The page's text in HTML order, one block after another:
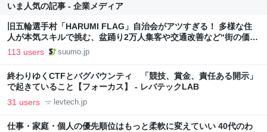
いま人気の記事 - 企業メディア
旧五輪選手村「HARUMI FLAG」自治会がアツすぎる！ 多様な住
人が本気スキルで挑む、盆踊り2万人集客や交通改善など“街の価値
向上”戦略 東京・中央区
113 users suumo.jp
終わりゆくCTFとバグバウンティ 「競技、賞金、責任ある開示」
で起きていること【フォーカス】 - レバテックLAB
31 users levtech.jp
仕事・家庭・個人の優先順位はもっと柔軟に変えていい 40代のわ